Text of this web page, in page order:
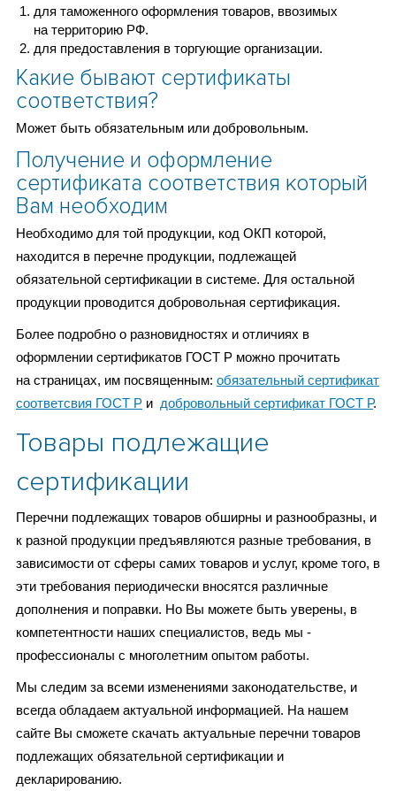
для таможенного оформления товаров, ввозимых
на территорию РФ.
для предоставления в торгующие организации.
Какие бывают сертификаты
соответствия?
Может быть обязательным или добровольным.
Получение и оформление
сертификата соответствия который
Вам необходим
Необходимо для той продукции, код ОКП которой,
находится в перечне продукции, подлежащей
обязательной сертификации в системе. Для остальной
продукции проводится добровольная сертификация.
Более подробно о разновидностях и отличиях в
оформлении сертификатов ГОСТ Р можно прочитать
на страницах, им посвященным: обязательный сертификат
соответсвия ГОСТ Р и добровольный сертификат ГОСТ Р.
Товары подлежащие
сертификации
Перечни подлежащих товаров обширны и разнообразны, и
к разной продукции предъявляются разные требования, в
зависимости от сферы самих товаров и услуг, кроме того, в
эти требования периодически вносятся различные
дополнения и поправки. Но Вы можете быть уверены, в
компетентности наших специалистов, ведь мы -
профессионалы с многолетним опытом работы.
Мы следим за всеми изменениями законодательстве, и
всегда обладаем актуальной информацией. На нашем
сайте Вы сможете скачать актуальные перечни товаров
подлежащих обязательной сертификации и
декларированию.